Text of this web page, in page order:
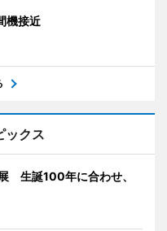
機接近
ックス
生誕100年に合わせ、